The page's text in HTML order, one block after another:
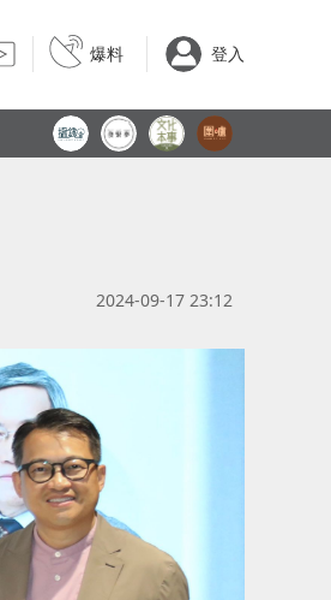
爆料 登入
2024-09-17 23:12